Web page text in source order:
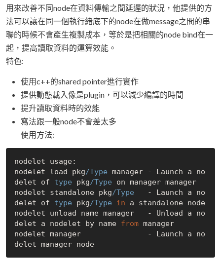
用來改善不同node在資料傳輸之間延遲的狀況，他提供的方
法可以讓在同一個執行緒底下的node在做message之間的串
聯的時候不會產生複製成本，等於是把相關的node bind在一
起，提高讀取資料的運算效能。
特色:
使用c++的shared pointer進行實作
提供動態載入像是plugin，可以減少編譯的時間
提升讀取資料時的效能
寫法跟一般node不會差太多
使用方法:
nodelet usage:
nodelet load pkg/Type manager - Launch a no
delet of type pkg/Type on manager manager
nodelet standalone pkg/Type
  - Launch a no
delet of type pkg/Type in a standalone node
nodelet unload name manager   - Unload a no
delet a nodelet by name from manager
nodelet manager               - Launch a no
delet manager node